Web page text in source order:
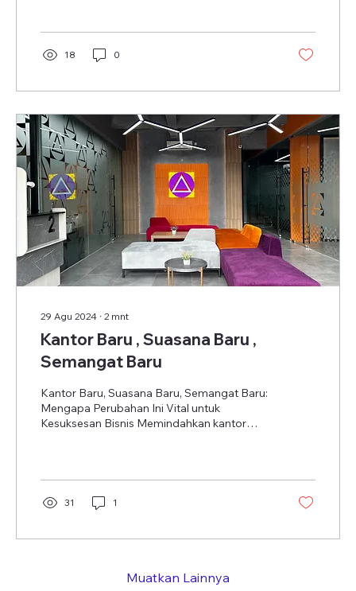
18 0
29 Agu 2024 ∙ 2 mnt
Kantor Baru , Suasana Baru ,
Semangat Baru
Kantor Baru, Suasana Baru, Semangat Baru:
Mengapa Perubahan Ini Vital untuk
Kesuksesan Bisnis Memindahkan kantor
31 1
Muatkan Lainnya